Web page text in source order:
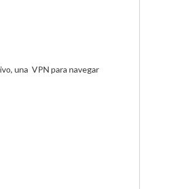
una  VPN para navegar